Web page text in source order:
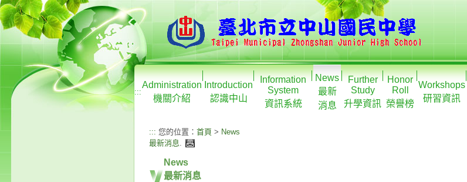
:::
Administration
機關介紹
Introduction
認識中山
Information
System
資訊系統
News
最新
消息
Further
Study
升學資訊
Honor
Roll
榮譽榜
Workshops
研習資訊
::: 您的位置： 首頁 > News
最新消息.
News
最新消息